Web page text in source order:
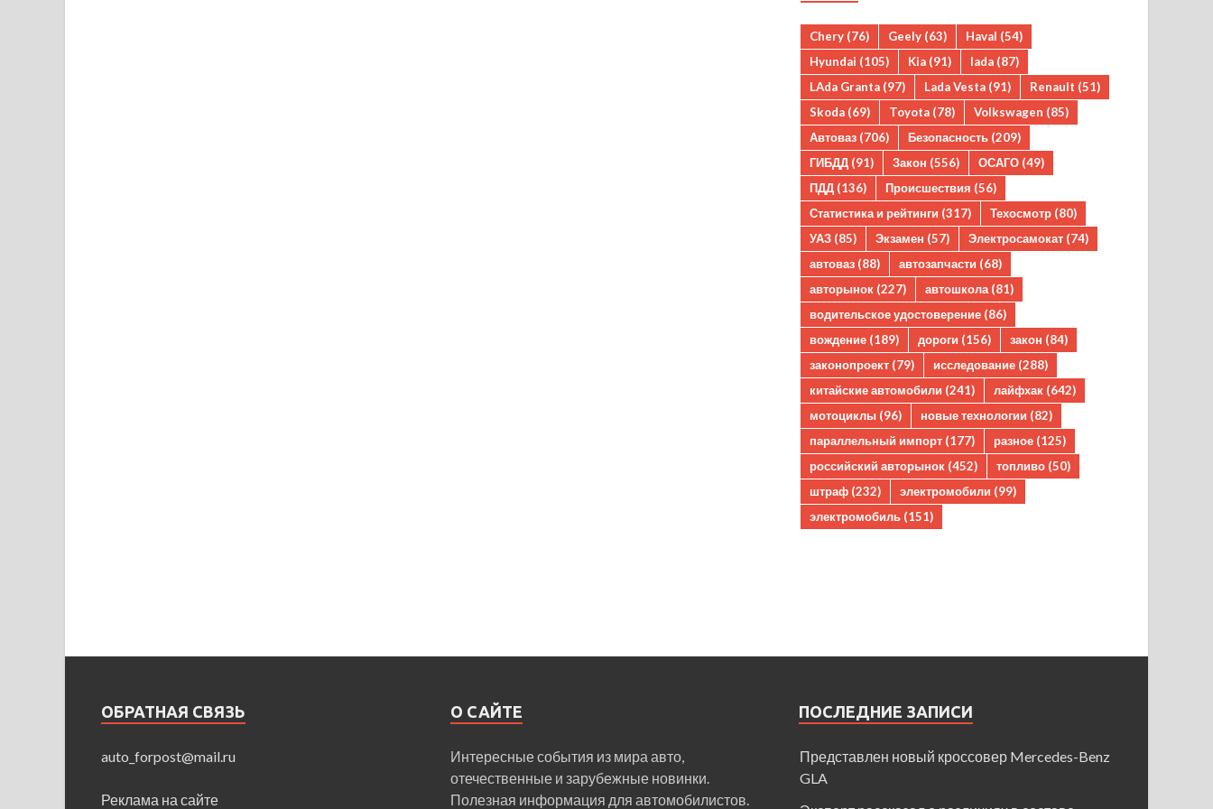
Chery (76) Geely (63) Haval (54)
Hyundai (105) Kia (91) lada (87)
LAda Granta (97) Lada Vesta (91) Renault (51)
Skoda (69) Toyota (78) Volkswagen (85)
Автоваз (706) Безопасность (209)
ГИБДД (91) Закон (556) ОСАГО (49)
ПДД (136) Происшествия (56)
Статистика и рейтинги (317) Техосмотр (80)
УАЗ (85) Экзамен (57) Электросамокат (74)
автоваз (88) автозапчасти (68)
авторынок (227) автошкола (81)
водительское удостоверение (86)
вождение (189) дороги (156) закон (84)
законопроект (79) исследование (288)
китайские автомобили (241) лайфхак (642)
мотоциклы (96) новые технологии (82)
параллельный импорт (177) разное (125)
российский авторынок (452) топливо (50)
штраф (232) электромобили (99)
электромобиль (151)
ОБРАТНАЯ СВЯЗЬ
auto_forpost@mail.ru
Реклама на сайте
О САЙТЕ
Интересные события из мира авто,
отечественные и зарубежные новинки.
Полезная информация для автомобилистов.
ПОСЛЕДНИЕ ЗАПИСИ
Представлен новый кроссовер Mercedes-Benz
GLA